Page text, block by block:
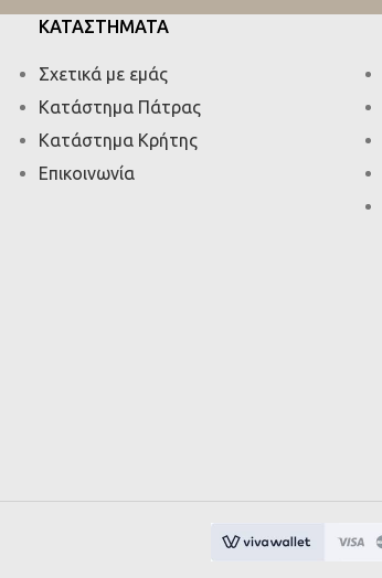
ΚΑΤΑΣΤΗΜΑΤΑ
Σχετικά με εμάς
Κατάστημα Πάτρας
Κατάστημα Κρήτης
Επικοινωνία